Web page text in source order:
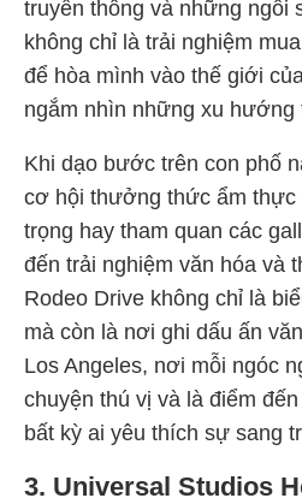
truyền thông và những ngôi
không chỉ là trải nghiệm
để hòa mình vào thế giới
ngắm nhìn những xu
Khi dạo bước trên con phố
cơ hội thưởng thức ẩm thực
trọng hay tham quan các
đến trải nghiệm văn hóa và
Rodeo Drive không chỉ là
mà còn là nơi ghi dấu ấn
Los Angeles, nơi mỗi ngóc
chuyện thú vị và là điểm
bất kỳ ai yêu thích sự sang
3. Universal Studios